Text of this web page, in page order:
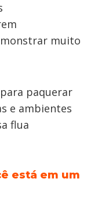
muito
paquerar
e ambientes
flua
está em um